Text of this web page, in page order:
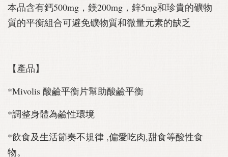
本品含有鈣500mg，鎂200mg，鋅5mg和珍貴的礦物
質的平衡組合可避免礦物質和微量元素的缺乏
【產品】
*Mivolis 酸鹼平衡片幫助酸鹼平衡
*調整身體為鹼性環境
*飲食及生活節奏不規律 ,偏愛吃肉,甜食等酸性食
物。